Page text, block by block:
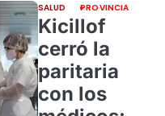
SALUD PROVINCIA
Kicillof
cerró la
paritaria
con los